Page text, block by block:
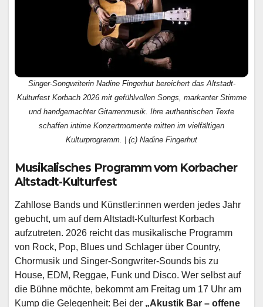
Singer-Songwriterin Nadine Fingerhut bereichert das Altstadt-
Kulturfest Korbach 2026 mit gefühlvollen Songs, markanter Stimme
und handgemachter Gitarrenmusik. Ihre authentischen Texte
schaffen intime Konzertmomente mitten im vielfältigen
Kulturprogramm. | (c) Nadine Fingerhut
Musikalisches Programm vom Korbacher
Altstadt-Kulturfest
Zahllose Bands und Künstler:innen werden jedes Jahr
gebucht, um auf dem Altstadt-Kulturfest Korbach
aufzutreten. 2026 reicht das musikalische Programm
von Rock, Pop, Blues und Schlager über Country,
Chormusik und Singer-Songwriter-Sounds bis zu
House, EDM, Reggae, Funk und Disco. Wer selbst auf
die Bühne möchte, bekommt am Freitag um 17 Uhr am
Kump die Gelegenheit: Bei der „Akustik Bar – offene